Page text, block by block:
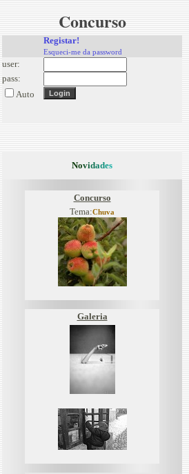
Concurso
Registar!
Esqueci-me da password
user:
pass:
Auto
Novidades
Concurso
Tema:Chuva
Galeria